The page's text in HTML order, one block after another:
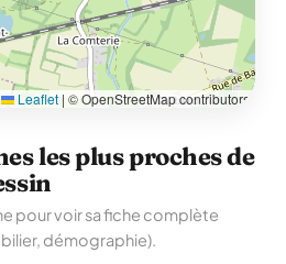
Leaflet | © OpenStreetMap contributors
les plus proches de
pour voir sa fiche complète
démographie).